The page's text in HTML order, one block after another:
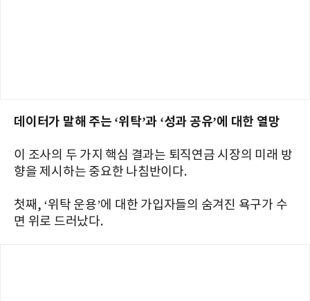
데이터가 말해 주는 ‘위탁’과 ‘성과 공유’에 대한 열망
이 조사의 두 가지 핵심 결과는 퇴직연금 시장의 미래 방
향을 제시하는 중요한 나침반이다.
첫째, ‘위탁 운용’에 대한 가입자들의 숨겨진 욕구가 수
면 위로 드러났다.